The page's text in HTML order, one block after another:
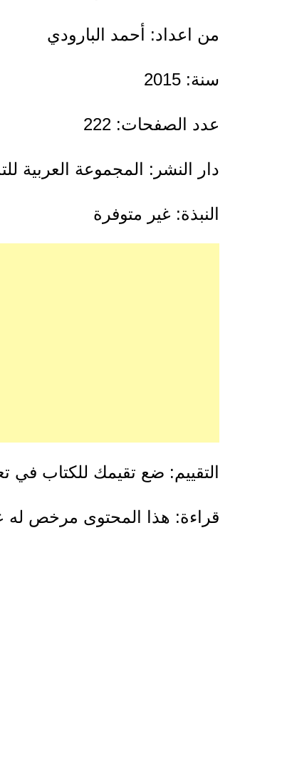
من اعداد: أحمد البارودي
سنة: 2015
عدد الصفحات: 222
دار النشر: المجموعة العربية
النبذة: غير متوفرة
التقييم: ضع تقيمك للكتاب في
قراءة: هذا المحتوى مرخص